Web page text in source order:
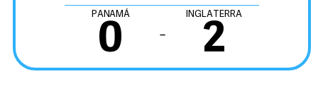
PANAMÁ
0 ‒
INGLATERRA
2